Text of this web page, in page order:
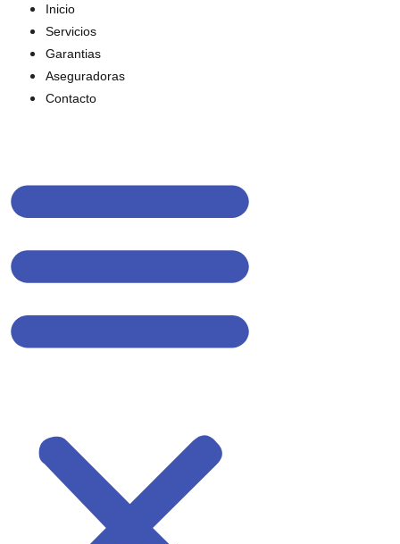
Inicio
Servicios
Garantias
Aseguradoras
Contacto